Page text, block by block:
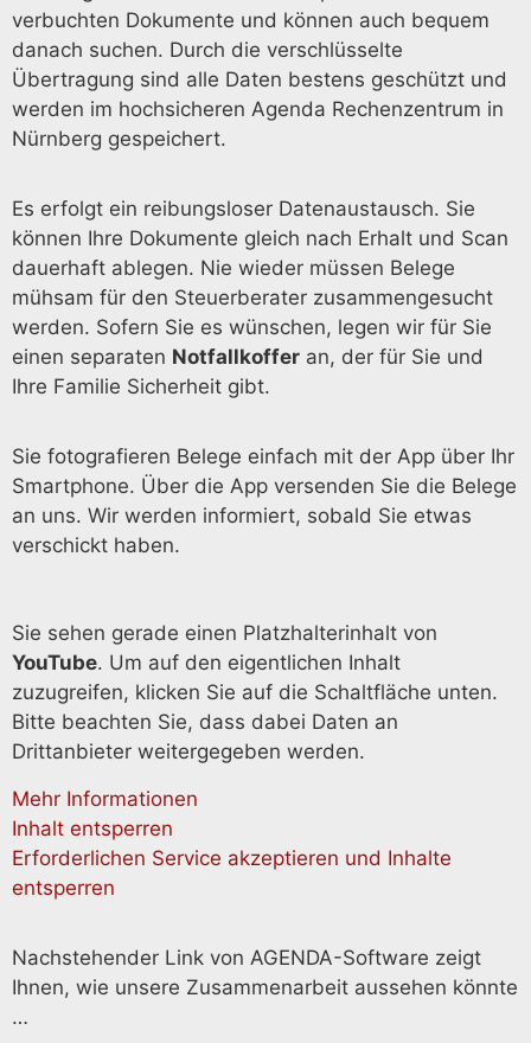
verbuchten Dokumente und können auch bequem
danach suchen. Durch die verschlüsselte
Übertragung sind alle Daten bestens geschützt und
werden im hochsicheren Agenda Rechenzentrum in
Nürnberg gespeichert.
Es erfolgt ein reibungsloser Datenaustausch. Sie
können Ihre Dokumente gleich nach Erhalt und Scan
dauerhaft ablegen. Nie wieder müssen Belege
mühsam für den Steuerberater zusammengesucht
werden. Sofern Sie es wünschen, legen wir für Sie
einen separaten Notfallkoffer an, der für Sie und
Ihre Familie Sicherheit gibt.
Sie fotografieren Belege einfach mit der App über Ihr
Smartphone. Über die App versenden Sie die Belege
an uns. Wir werden informiert, sobald Sie etwas
verschickt haben.
Sie sehen gerade einen Platzhalterinhalt von
YouTube. Um auf den eigentlichen Inhalt
zuzugreifen, klicken Sie auf die Schaltfläche unten.
Bitte beachten Sie, dass dabei Daten an
Drittanbieter weitergegeben werden.
Mehr Informationen
Inhalt entsperren
Erforderlichen Service akzeptieren und Inhalte
entsperren
Nachstehender Link von AGENDA-Software zeigt
Ihnen, wie unsere Zusammenarbeit aussehen könnte
…